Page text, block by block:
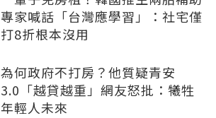
專家喊話「台灣應學習」：社宅僅
打8折根本沒用
為何政府不打房？他質疑青安
3.0「越貸越重」網友怒批：犧牲
年輕人未來